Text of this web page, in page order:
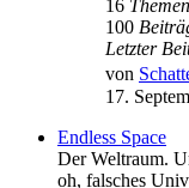
16 Themen
100
Letzter
von
17.
Endless Space
Der Weltraum.
oh, falsches